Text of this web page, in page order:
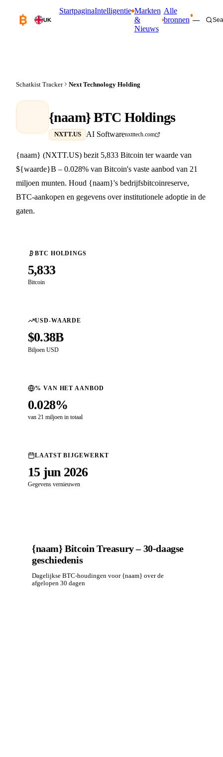
UK
StartpaginaIntelligentie Markten
&
Nieuws
Alle
bronnen —
Schatkist Tracker Next Technology Holding
{naam} BTC Holdings
NXTT.US AI Softwarenxtttech.com
{naam} (NXTT.US) bezit 5,833 Bitcoin ter waarde van
${waarde}B – 0.028% van Bitcoin's vaste aanbod van 21
miljoen munten. Houd {naam}'s bedrijfsbitcoinreserve,
BTC-aankopen en gegevens over institutionele adoptie in de
gaten.
BTC HOLDINGS
5,833
Bitcoin
USD-WAARDE
$0.38B
Biljoen USD
% VAN HET AANBOD
0.028%
van 21 miljoen in totaal
LAATST BIJGEWERKT
15 jun 2026
Gegevens vernieuwen
{naam} Bitcoin Treasury – 30-daagse
geschiedenis
Dagelijkse BTC-houdingen voor {naam} over de
afgelopen 30 dagen